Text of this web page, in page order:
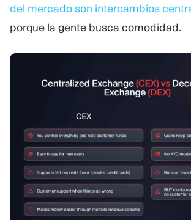
del mercado son intercambios
porque la gente busca comodidad.